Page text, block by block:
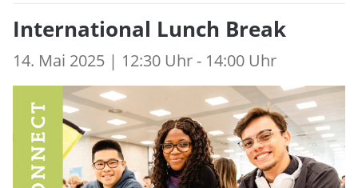
International Lunch Break
14. Mai 2025 | 12:30 Uhr - 14:00 Uhr